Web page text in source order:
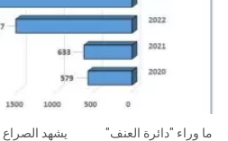
ما وراء "دائرة العنف" يشهد الصراع